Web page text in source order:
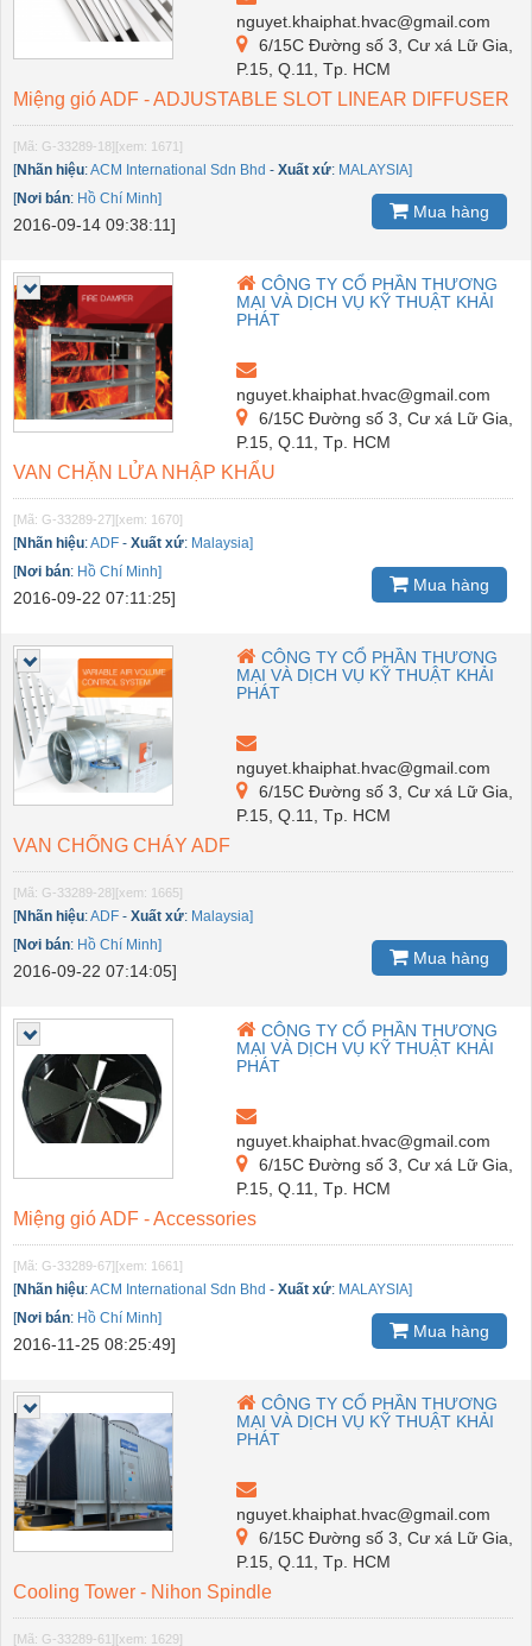
nguyet.khaiphat.hvac@gmail.com
6/15C Đường số 3, Cư xá Lữ Gia,
P.15, Q.11, Tp. HCM
Miệng gió ADF - ADJUSTABLE SLOT LINEAR DIFFUSER
[Mã: G-33289-18][xem: 1671]
[Nhãn hiệu:ACM International Sdn Bhd - Xuất xứ: MALAYSIA]
[Nơi bán: Hồ Chí Minh]
2016-09-14 09:38:11]
Mua hàng
CÔNG TY CỔ PHẦN THƯƠNG
MẠI VÀ DỊCH VỤ KỸ THUẬT KHẢI
PHÁT
nguyet.khaiphat.hvac@gmail.com
6/15C Đường số 3, Cư xá Lữ Gia,
P.15, Q.11, Tp. HCM
VAN CHẶN LỬA NHẬP KHẨU
[Mã: G-33289-27][xem: 1670]
[Nhãn hiệu:ADF - Xuất xứ: Malaysia]
[Nơi bán: Hồ Chí Minh]
2016-09-22 07:11:25]
Mua hàng
CÔNG TY CỔ PHẦN THƯƠNG
MẠI VÀ DỊCH VỤ KỸ THUẬT KHẢI
PHÁT
nguyet.khaiphat.hvac@gmail.com
6/15C Đường số 3, Cư xá Lữ Gia,
P.15, Q.11, Tp. HCM
VAN CHỐNG CHÁY ADF
[Mã: G-33289-28][xem: 1665]
[Nhãn hiệu:ADF - Xuất xứ: Malaysia]
[Nơi bán: Hồ Chí Minh]
2016-09-22 07:14:05]
Mua hàng
CÔNG TY CỔ PHẦN THƯƠNG
MẠI VÀ DỊCH VỤ KỸ THUẬT KHẢI
PHÁT
nguyet.khaiphat.hvac@gmail.com
6/15C Đường số 3, Cư xá Lữ Gia,
P.15, Q.11, Tp. HCM
Miệng gió ADF - Accessories
[Mã: G-33289-67][xem: 1661]
[Nhãn hiệu:ACM International Sdn Bhd - Xuất xứ: MALAYSIA]
[Nơi bán: Hồ Chí Minh]
2016-11-25 08:25:49]
Mua hàng
CÔNG TY CỔ PHẦN THƯƠNG
MẠI VÀ DỊCH VỤ KỸ THUẬT KHẢI
PHÁT
nguyet.khaiphat.hvac@gmail.com
6/15C Đường số 3, Cư xá Lữ Gia,
P.15, Q.11, Tp. HCM
Cooling Tower - Nihon Spindle
[Mã: G-33289-61][xem: 1629]